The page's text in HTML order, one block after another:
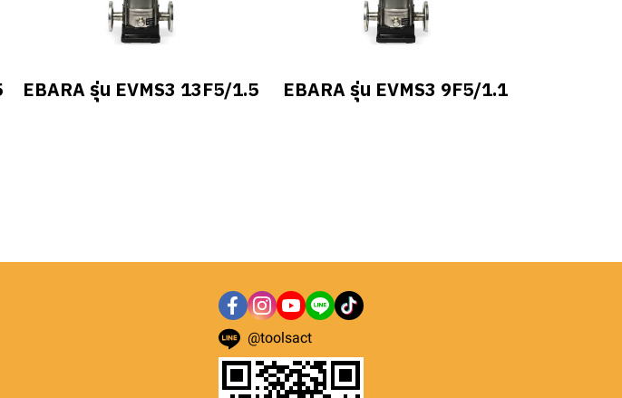
EBARA รุ่น EVMS3 13F5/1.5 EBARA รุ่น EVMS3 9F5/1.1
@toolsact